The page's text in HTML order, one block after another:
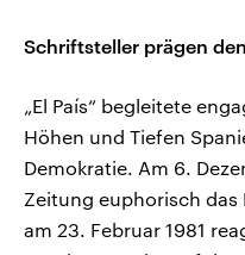
Schriftsteller prägen
„El País“ begleitete
Höhen und Tiefen
Demokratie. Am 6.
Zeitung euphorisch das
am 23. Februar 1981